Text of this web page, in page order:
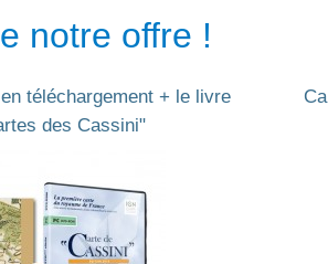
notre offre !
téléchargement + le livre
des Cassini"